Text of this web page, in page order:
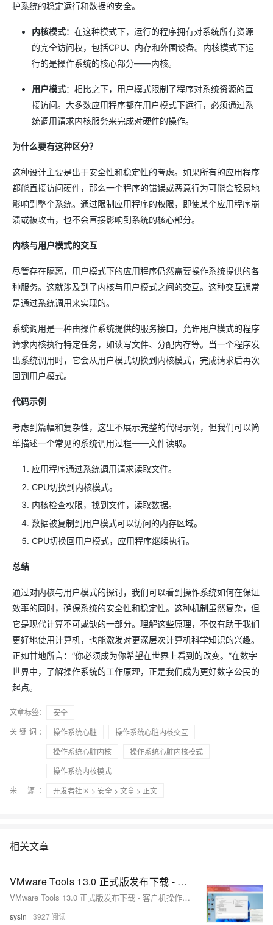
护系统的稳定运行和数据的安全。
内核模式：在这种模式下，运行的程序拥有对系统所有资源
的完全访问权，包括CPU、内存和外围设备。内核模式下运
行的是操作系统的核心部分——内核。
用户模式：相比之下，用户模式限制了程序对系统资源的直
接访问。大多数应用程序都在用户模式下运行，必须通过系
统调用请求内核服务来完成对硬件的操作。
为什么要有这种区分？
这种设计主要是出于安全性和稳定性的考虑。如果所有的应用程序
都能直接访问硬件，那么一个程序的错误或恶意行为可能会轻易地
影响到整个系统。通过限制应用程序的权限，即使某个应用程序崩
溃或被攻击，也不会直接影响到系统的核心部分。
内核与用户模式的交互
尽管存在隔离，用户模式下的应用程序仍然需要操作系统提供的各
种服务。这就涉及到了内核与用户模式之间的交互。这种交互通常
是通过系统调用来实现的。
系统调用是一种由操作系统提供的服务接口，允许用户模式的程序
请求内核执行特定任务，如读写文件、分配内存等。当一个程序发
出系统调用时，它会从用户模式切换到内核模式，完成请求后再次
回到用户模式。
代码示例
考虑到篇幅和复杂性，这里不展示完整的代码示例，但我们可以简
单描述一个常见的系统调用过程——文件读取。
应用程序通过系统调用请求读取文件。
CPU切换到内核模式。
内核检查权限，找到文件，读取数据。
数据被复制到用户模式可以访问的内存区域。
CPU切换回用户模式，应用程序继续执行。
总结
通过对内核与用户模式的探讨，我们可以看到操作系统如何在保证
效率的同时，确保系统的安全性和稳定性。这种机制虽然复杂，但
它是现代计算不可或缺的一部分。理解这些原理，不仅有助于我们
更好地使用计算机，也能激发对更深层次计算机科学知识的兴趣。
正如甘地所言：“你必须成为你希望在世界上看到的改变。”在数字
世界中，了解操作系统的工作原理，正是我们成为更好数字公民的
起点。
文章标签：
安全
关键词：
操作系统心脏
操作系统心脏内核交互
操作系统心脏内核
操作系统心脏内核模式
操作系统内核模式
来 源：
开发者社区 > 安全 > 文章 > 正文
相关文章
VMware Tools 13.0 正式版发布下载 - 客户机操作系统无缝交互必备组件
VMware Tools 13.0 正式版发布下载 - 客户机操作系统无缝交互必备组件
sysin 3927